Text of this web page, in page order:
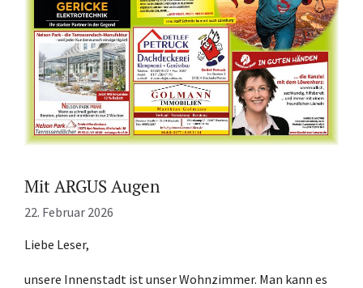
Mit ARGUS Augen
22. Februar 2026
Liebe Leser,
unsere Innenstadt ist unser Wohnzimmer. Man kann es